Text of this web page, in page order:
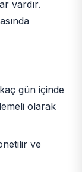
vardır.
gün içinde
olarak
ve